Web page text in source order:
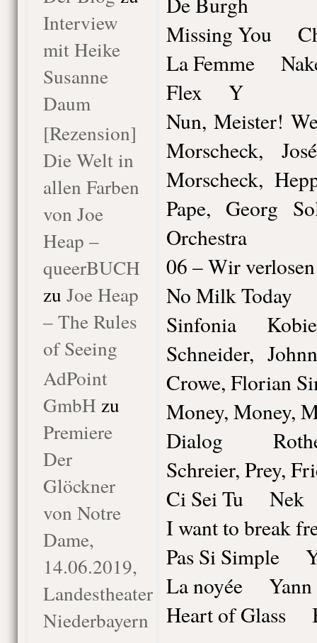
Interview
mit Heike
Susanne
Daum
[Rezension]
Die Welt in
allen Farben
von Joe
Heap –
queerBUCH
zu Joe Heap
– The Rules
of Seeing
AdPoint
GmbH zu
Premiere
Der
Glöckner
von Notre
Dame,
14.06.2019,
Landestheater
Niederbayern
Missing You
La Femme
Flex Y
Nun, Meister!
Morscheck,
Morscheck,
Pape, Georg
Orchestra
06 – Wir
No Milk Today
Sinfonia Kobie
Schneider,
Crowe, Florian
Money, Money,
Dialog
Schreier, Prey,
Ci Sei Tu Nek
I want to break
Pas Si Simple
La noyée Yann
Heart of Glass